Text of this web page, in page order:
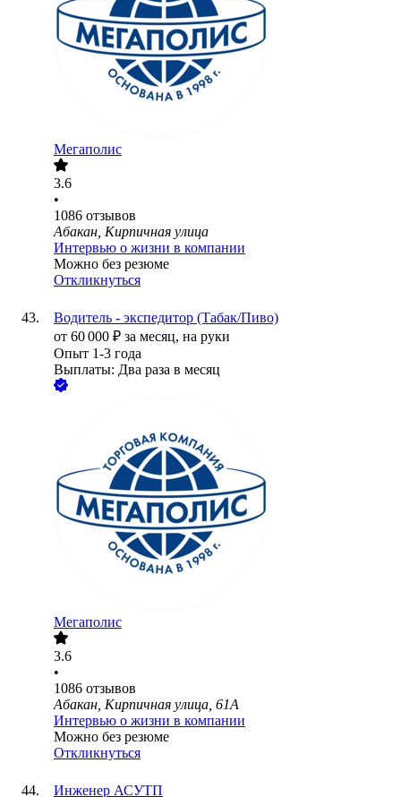
Мегаполис
3.6
•
1086 отзывов
Абакан, Кирпичная улица
Интервью о жизни в компании
Можно без резюме
Откликнуться
Водитель - экспедитор (Табак/Пиво)
от 60 000 ₽ за месяц, на руки
Опыт 1-3 года
Выплаты: Два раза в месяц
Мегаполис
3.6
•
1086 отзывов
Абакан, Кирпичная улица, 61А
Интервью о жизни в компании
Можно без резюме
Откликнуться
Инженер АСУТП